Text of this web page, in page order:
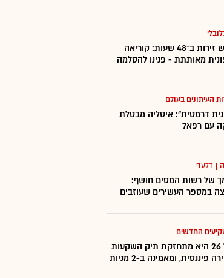
שלוש זירות ב־48 שעות: קוריאה
מאותתת - פנינו להסלמה
העיתונים בעולם
דרמטית": איטליה מבטלת
עם רפאל
| בלעדי
של רשות המסים חושף:
במספר העשירים שעוזבים
החדשים
בגיל 26 היא מתחזקת תיק השקעות
פיננסית, ומאמינה ב-2 מניות